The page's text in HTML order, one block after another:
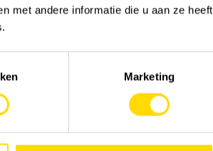
met andere informatie die u aan ze heeft
Marketing